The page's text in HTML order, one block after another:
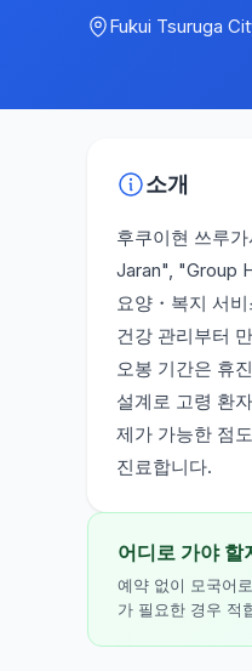
Fukui Tsuruga
소개
후쿠이현 쓰루
Jaran", "Group
요양・복지 서
건강 관리부터
오봉 기간은 휴
설계로 고령 환
제가 가능한 점
진료합니다.
어디로 가야 할
예약 없이 모국어
가 필요한 경우 적